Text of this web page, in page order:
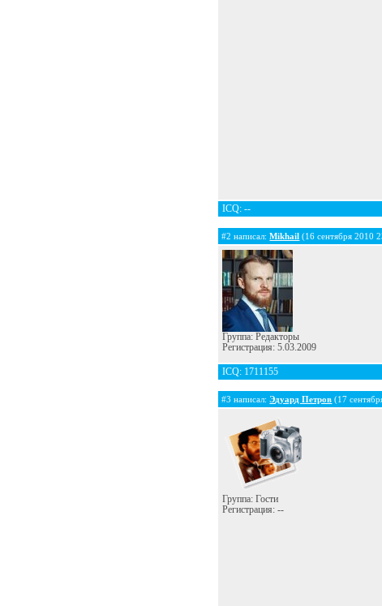
ICQ: --
#2 написал:Mikhail (16 сентября 2010
Группа: Редакторы
Регистрация: 5.03.2009
ICQ: 1711155
#3 написал:Эдуард Петров (17
Группа: Гости
Регистрация: --